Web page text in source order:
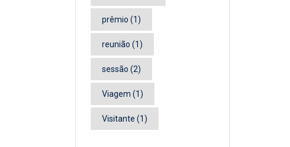
prêmio (1)
reunião (1)
sessão (2)
Viagem (1)
Visitante (1)